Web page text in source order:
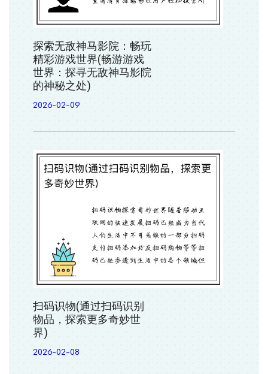
探索无敌神马影院：畅玩
精彩游戏世界(畅游游戏
世界：探寻无敌神马影院
的神秘之处)
2026-02-09
扫码识物(通过扫码识别
物品，探索更多奇妙世
界)
2026-02-08